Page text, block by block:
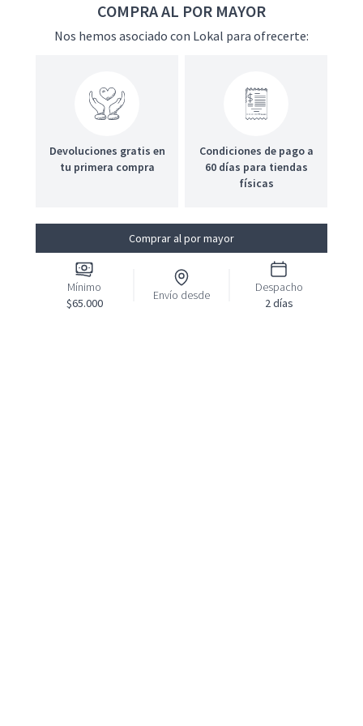
COMPRA AL POR MAYOR
Nos hemos asociado con Lokal para ofrecerte:
Devoluciones gratis en
tu primera compra
Condiciones de pago a
60 días para tiendas
físicas
Comprar al por mayor
Mínimo
$65.000
Envío desde
Despacho
2 días